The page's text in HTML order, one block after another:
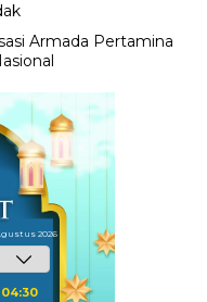
Armada Pertamina
2026
04:30